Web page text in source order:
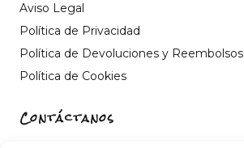
Aviso Legal
Política de Privacidad
Política de Devoluciones y Reembolsos
Política de Cookies
Contáctanos